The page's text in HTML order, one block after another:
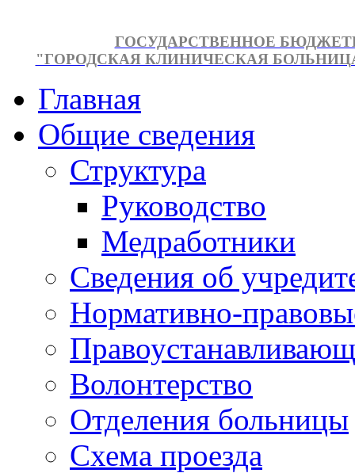
ГОСУДАРСТВЕННОЕ
"ГОРОДСКАЯ КЛИНИЧЕСКАЯ
Главная
Общие сведения
Структура
Руководство
Медработники
Сведения об
Нормативно-
Волонтерство
Отделения больницы
Схема проезда